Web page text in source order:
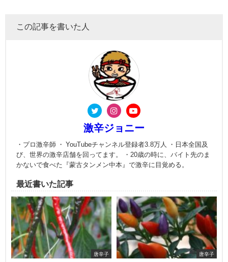
この記事を書いた人
激辛ジョニー
・プロ激辛師 ・ YouTubeチャンネル登録者3.8万人 ・日本全国及
び、世界の激辛店舗を回ってます。 ・20歳の時に、バイト先のま
かないで食べた『蒙古タンメン中本』で激辛に目覚める。
最近書いた記事
唐辛子 唐辛子